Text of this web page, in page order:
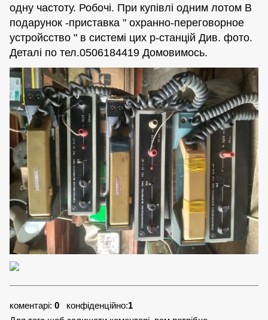
одну частоту. Робочі. При купівлі одним лотом В
подарунок -приставка " охранно-переговорное
устройсство " в системі цих р-станцій Див. фото.
Деталі по тел.0506184419 Домовимось.
коментарі: 0 конфіденційно:1